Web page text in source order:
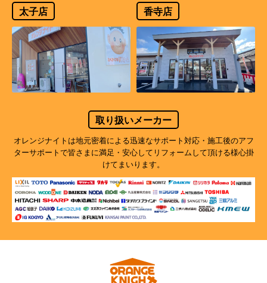
太子店 香寺店
取り扱いメーカー
オレンジナイトは地元密着による迅速なサポート対応・施工後のアフ
ターサポートで皆さまに満足・安心してリフォームして頂ける様心掛
けてまいります。